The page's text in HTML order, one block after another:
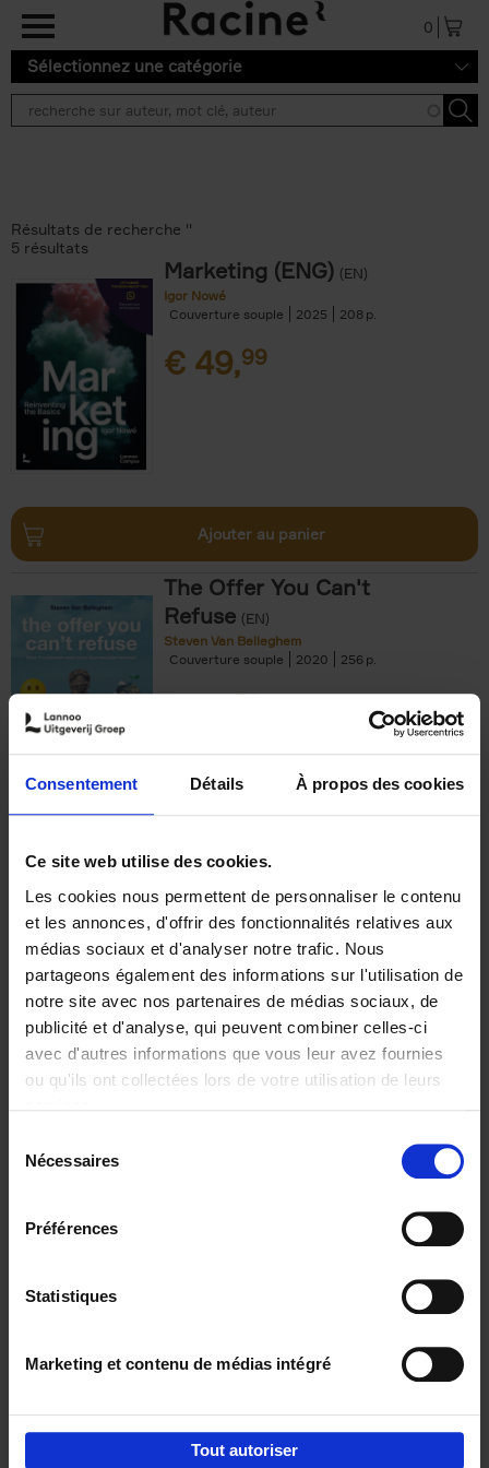
Consentement Détails À propos des cookies
Ce site web utilise des cookies.
Les cookies nous permettent de personnaliser le contenu
et les annonces, d'offrir des fonctionnalités relatives aux
médias sociaux et d'analyser notre trafic. Nous
partageons également des informations sur l'utilisation de
notre site avec nos partenaires de médias sociaux, de
publicité et d'analyse, qui peuvent combiner celles-ci
avec d'autres informations que vous leur avez fournies
ou qu'ils ont collectées lors de votre utilisation de leurs
Nécessaires
Préférences
Statistiques
Marketing et contenu de médias intégré
Tout autoriser
Aller au contenu principal
0
Sélectionnez une catégorie
Résultats de recherche ''
5 résultats
Marketing (ENG) (EN)
Igor Nowé
Couverture souple
2025 208
€ 49,99
Ajouter au panier
The Offer You Can't
Refuse (EN)
Steven Van Belleghem
Couverture souple
2020 256
€37,50
Building Bonds = Building
Business
Jochen Roef Jozefien De Feyter
Carolien Boom
Couverture souple
2025 200
€29,99
Digital marketing like a PRO -
completely revised edition (EN)